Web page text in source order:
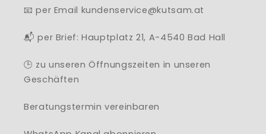
📧 per Email kundenservice@kutsam.at
📬 per Brief: Hauptplatz 21, A-4540 Bad Hall
🕒 zu unseren Öffnungszeiten in unseren
Geschäften
Beratungstermin vereinbaren